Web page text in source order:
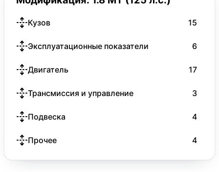
Кузов 15
Эксплуатационные показатели 6
Двигатель 17
Трансмиссия и управление 3
Подвеска 4
Прочее 4